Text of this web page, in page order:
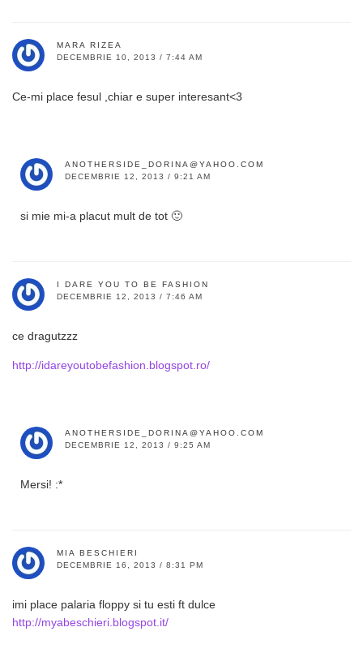
MARA RIZEA
DECEMBRIE 10, 2013 / 7:44 AM
Ce-mi place fesul ,chiar e super interesant<3
ANOTHERSIDE_DORINA@YAHOO.COM
DECEMBRIE 12, 2013 / 9:21 AM
si mie mi-a placut mult de tot 🙂
I DARE YOU TO BE FASHION
DECEMBRIE 12, 2013 / 7:46 AM
ce dragutzzz
http://idareyoutobefashion.blogspot.ro/
ANOTHERSIDE_DORINA@YAHOO.COM
DECEMBRIE 12, 2013 / 9:25 AM
Mersi! :*
MIA BESCHIERI
DECEMBRIE 16, 2013 / 8:31 PM
imi place palaria floppy si tu esti ft dulce
http://myabeschieri.blogspot.it/